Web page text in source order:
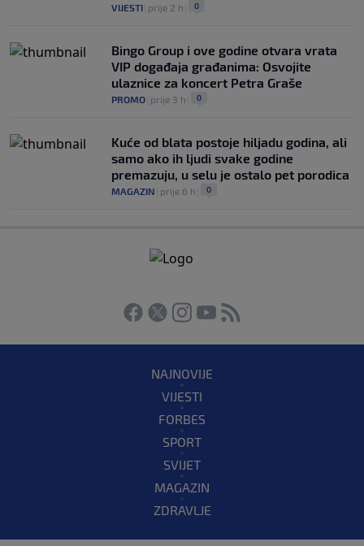
VIJESTI prije 2 h 0
Bingo Group i ove godine otvara vrata
VIP događaja građanima: Osvojite
ulaznice za koncert Petra Graše
PROMO prije 3 h 0
Kuće od blata postoje hiljadu godina, ali
samo ako ih ljudi svake godine
premazuju, u selu je ostalo pet porodica
MAGAZIN prije 6 h 0
NAJNOVIJE
VIJESTI
FORBES
SPORT
SVIJET
MAGAZIN
ZDRAVLJE